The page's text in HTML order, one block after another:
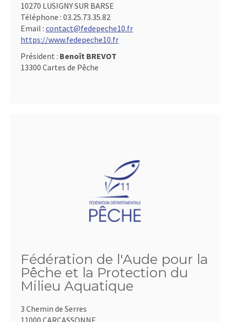
10270 LUSIGNY SUR BARSE
Téléphone : 03.25.73.35.82
Email : contact@fedepeche10.fr
https://www.fedepeche10.fr
Président : Benoît BREVOT
13300 Cartes de Pêche
Fédération de l'Aude pour la
Pêche et la Protection du
Milieu Aquatique
3 Chemin de Serres
11000 CARCASSONNE